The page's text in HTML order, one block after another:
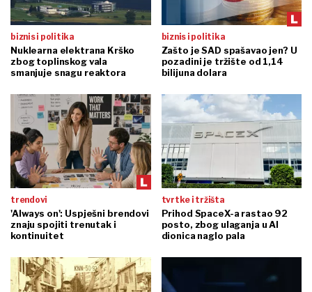
biznis i politika
Nuklearna elektrana Krško
zbog toplinskog vala
smanjuje snagu reaktora
biznis i politika
Zašto je SAD spašavao jen? U
pozadini je tržište od 1,14
bilijuna dolara
trendovi
'Always on': Uspješni brendovi
znaju spojiti trenutak i
kontinuitet
tvrtke i tržišta
Prihod SpaceX-a rastao 92
posto, zbog ulaganja u AI
dionica naglo pala